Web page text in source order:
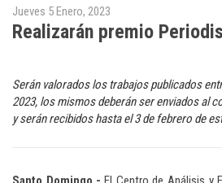
Jueves 5 Enero, 2023
Realizarán premio
Serán valorados los trabajos publicados
2023, los mismos deberán ser enviados al
y serán recibidos hasta el 3 de febrero de